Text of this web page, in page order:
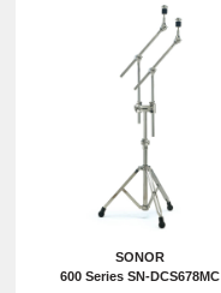
SONOR
600 Series SN-DCS678MC